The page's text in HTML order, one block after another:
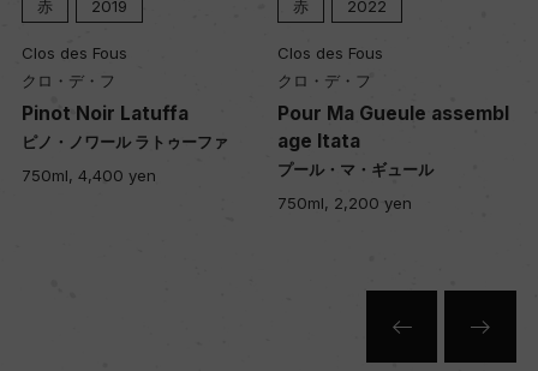
土壌
古生代の花崗岩土壌
品質分類・原産地呼称
イタタ・ヴァレーD.O.
赤 2019
Clos des Fous
クロ・デ・フ
Pinot Noir Latuffa
ピノ・ノワール ラトゥーファ
750ml, 4,400 yen
赤 2022
Clos des Fous
クロ・デ・フ
Pour Ma Gueule assembl
age Itata
プール・マ・ギュール
750ml, 2,200 yen